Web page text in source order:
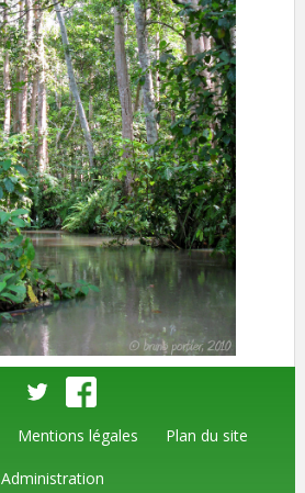
Mentions légales Plan du site
Administration